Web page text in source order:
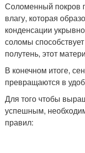
Соломенный покров
влагу, которая
конденсации
соломы
полутень, этот
В конечном итоге,
превращаются в
Для того чтобы
успешным,
правил: